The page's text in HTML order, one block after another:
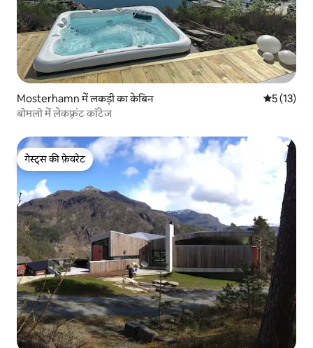
Mosterhamn में लकड़ी का केबिन औसत रेटिंग
5 (13)
बोमलो में लेकफ़्रंट कॉटेज
गेस्ट्स की फ़ेवरेट
गेस्ट्स की फ़ेवरेट